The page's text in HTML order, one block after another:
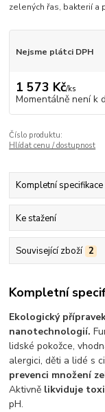
zelených řas, bakterií a
Nejsme plátci DPH
1 573 Kč/ks
Momentálně není k
Číslo produktu:
Hlídat cenu / dostupnost
Kompletní specifikace
Ke stažení
Související zboží 2
Kompletní
Ekologický
nanotechnologií.
lidské pokožce,
alergici, děti a lidé s
prevenci množení
Aktivně likviduje
pH.